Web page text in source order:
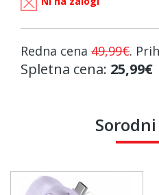
Redna cena 49,99€.
Spletna cena: 25,99€